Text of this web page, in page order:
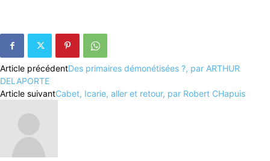
Article précédentDes primaires démonétisées ?, par ARTHUR
DELAPORTE
Article suivantCabet, Icarie, aller et retour, par Robert CHapuis